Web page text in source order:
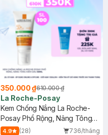
350.000 ₫610.000 ₫
La Roche-Posay
Kem Chống Nắng La Roche-
Posay Phổ Rộng, Nâng Tông
Kiềm Dầu 50ml
4.9 (28)
736/tháng